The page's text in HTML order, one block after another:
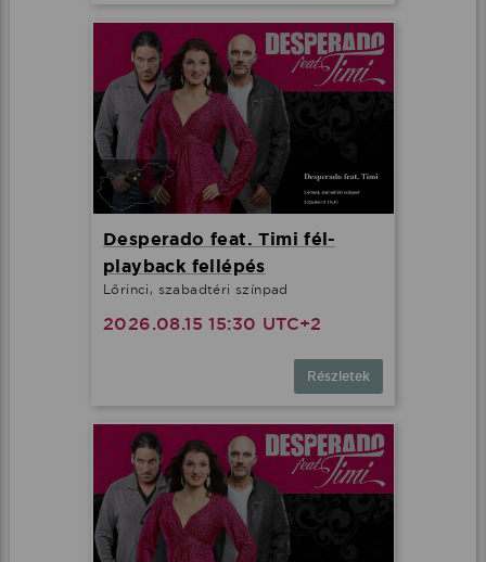
Desperado feat. Timi fél-
playback fellépés
Lőrinci, szabadtéri színpad
2026.08.15 15:30 UTC+2
Részletek